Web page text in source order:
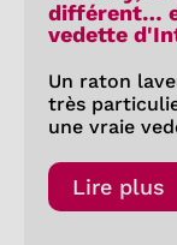
différent…
vedette
Un raton
très
une vraie
Lire plus